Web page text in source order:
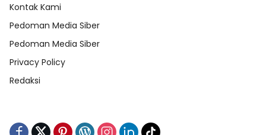
Kontak Kami
Pedoman Media Siber
Pedoman Media Siber
Privacy Policy
Redaksi